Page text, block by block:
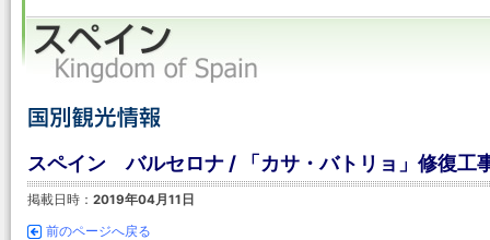
スペイン バルセロナ / 「カサ・バトリョ」修復工
掲載日時： 2019年04月11日
前のページへ戻る